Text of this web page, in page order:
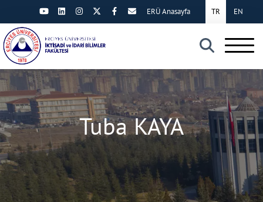
×
TR EN
ERÜ Anasayfa
Tuba KAYA